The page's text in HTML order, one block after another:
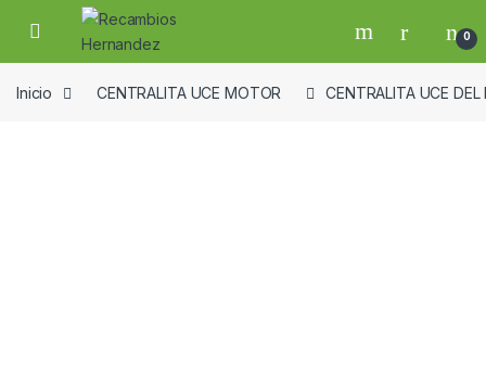
Skip to navigation
Skip to content
Open 0
Inicio CENTRALITA UCE MOTOR CENTRALITA UCE